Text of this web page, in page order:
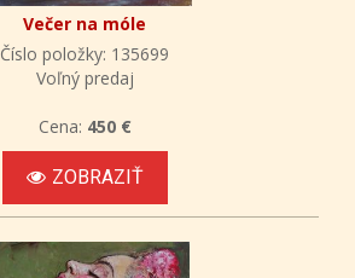
Večer na móle
Číslo položky: 135699
Voľný predaj
Cena: 450 €
ZOBRAZIŤ